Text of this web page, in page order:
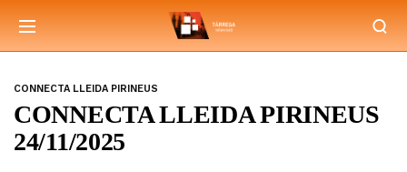
CONNECTA LLEIDA PIRINEUS
CONNECTA LLEIDA PIRINEUS
24/11/2025